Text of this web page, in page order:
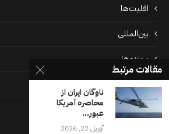
اقلیت‌ها
بین‌المللی
پرونده‌ها
جامعه
دسته بندی نشده
مقالات مرتبط
ناوگان ایران از
محاصره آمریکا
عبور...
آوریل 22, 2026